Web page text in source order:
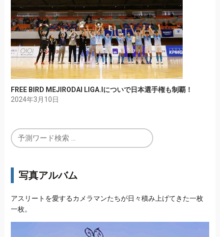
FREE BIRD MEJIRODAI LIGA.Iについで日本選手権も制覇！
2024年3月10日
写真アルバム
アスリートを愛するカメラマンたちが日々積み上げてきた一枚
一枚。